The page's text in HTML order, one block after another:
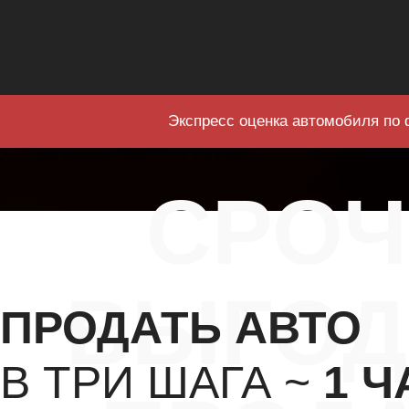
Экспресс оценка автомобиля
ПРОДАТЬ АВТО
В ТРИ ШАГА ~ 1